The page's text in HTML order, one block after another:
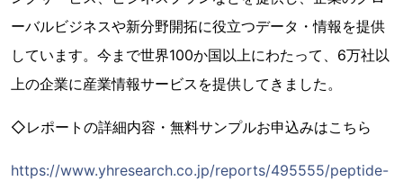
ーバルビジネスや新分野開拓に役立つデータ・情報を提供
しています。今まで世界100か国以上にわたって、6万社以
上の企業に産業情報サービスを提供してきました。
◇レポートの詳細内容・無料サンプルお申込みはこちら
https://www.yhresearch.co.jp/reports/495555/peptide-